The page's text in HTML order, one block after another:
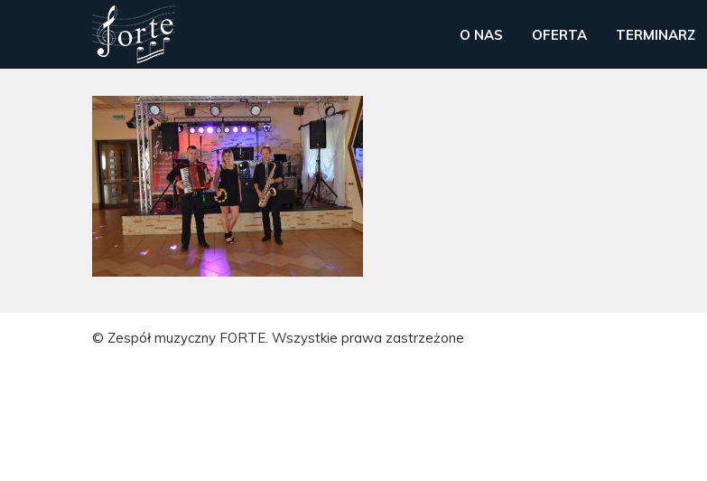
O NAS OFERTA TERMINARZ
© Zespół muzyczny FORTE. Wszystkie prawa zastrzeżone